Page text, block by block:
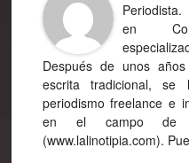
en
Después de unos
escrita tradicional,
periodismo freelance e
en el campo de
(www.lalinotipia.com).